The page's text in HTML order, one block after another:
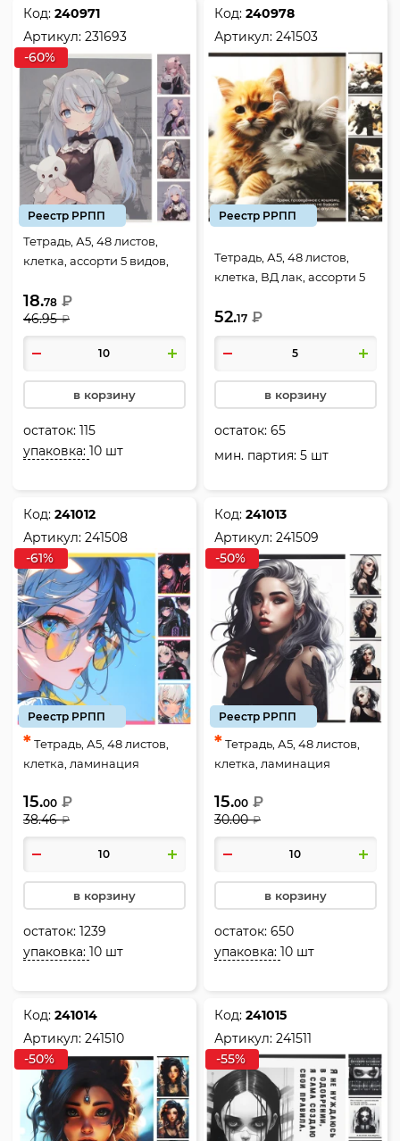
Код:240971
Артикул:231693
-60%
Реестр РРПП
Тетрадь, А5, 48 листов,
клетка, ассорти 5 видов,
231693
18.78 ₽
46.95 ₽
в корзину
остаток:115
упаковка:10 шт
Код:240978
Артикул:241503
Реестр РРПП
Тетрадь, А5, 48 листов,
клетка, ВД лак, ассорти 5
котята, 241503
52.17 ₽
в корзину
остаток:65
мин. партия: 5 шт
Код:241012
Артикул:241508
-61%
Реестр РРПП
*Тетрадь, А5, 48 листов,
клетка, ламинация
видов, КОКОС, Anime
teens, 241508
15.00 ₽
38.46 ₽
в корзину
остаток:1239
упаковка:10 шт
Код:241013
Артикул:241509
-50%
Реестр РРПП
*Тетрадь, А5, 48 листов,
клетка, ламинация
видов, КОКОС, Cheeky girl,
241509
15.00 ₽
30.00 ₽
в корзину
остаток:650
упаковка:10 шт
Код:241014
Артикул:241510
-50%
Код:241015
Артикул:241511
-55%